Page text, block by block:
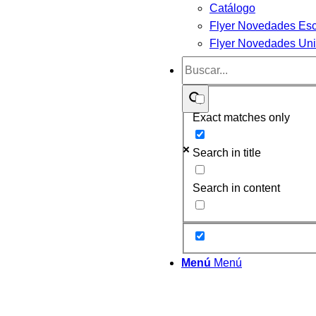
Catálogo
Flyer Novedades
Flyer Novedades
Exact matches only
Search in title
Search in content
Menú Menú